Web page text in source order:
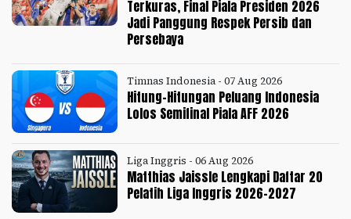
Terkuras, Final Piala Presiden 2026
Jadi Panggung Respek Persib dan
Persebaya
Timnas Indonesia - 07 Aug 2026
Hitung-Hitungan Peluang Indonesia
Lolos Semifinal Piala AFF 2026
Liga Inggris - 06 Aug 2026
Matthias Jaissle Lengkapi Daftar 20
Pelatih Liga Inggris 2026-2027